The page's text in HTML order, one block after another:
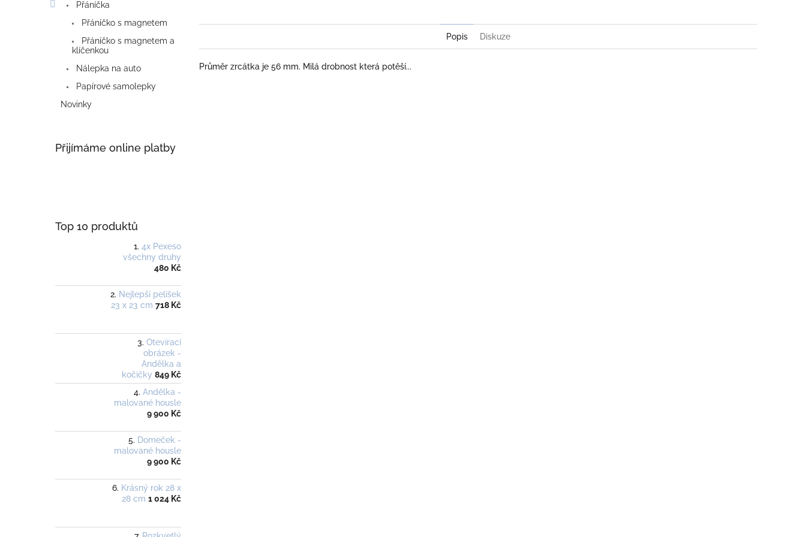
Přáníčka
Přáníčko s magnetem
Přáníčko s magnetem a
klíčenkou
Nálepka na auto
Papírové samolepky
Novinky
Přijímáme online platby
Top 10 produktů
4x Pexeso
všechny druhy
480 Kč
Nejlepší pelíšek
23 x 23 cm 718 Kč
Otevírací
obrázek -
Andělka a
kočičky 849 Kč
Andělka -
malované housle
9 900 Kč
Domeček -
malované housle
9 900 Kč
Krásný rok 28 x
28 cm 1 024 Kč
Popis Diskuze
Průměr zrcátka je 56 mm. Milá drobnost která potěší...